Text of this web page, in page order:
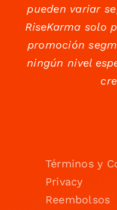
pueden variar
RiseKarma solo
promoción
ningún nivel
Términos y
Privacy
Reembolsos